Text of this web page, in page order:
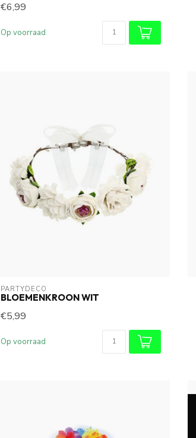
€6,99
Op voorraad
PARTYDECO
BLOEMENKROON WIT
€5,99
Op voorraad